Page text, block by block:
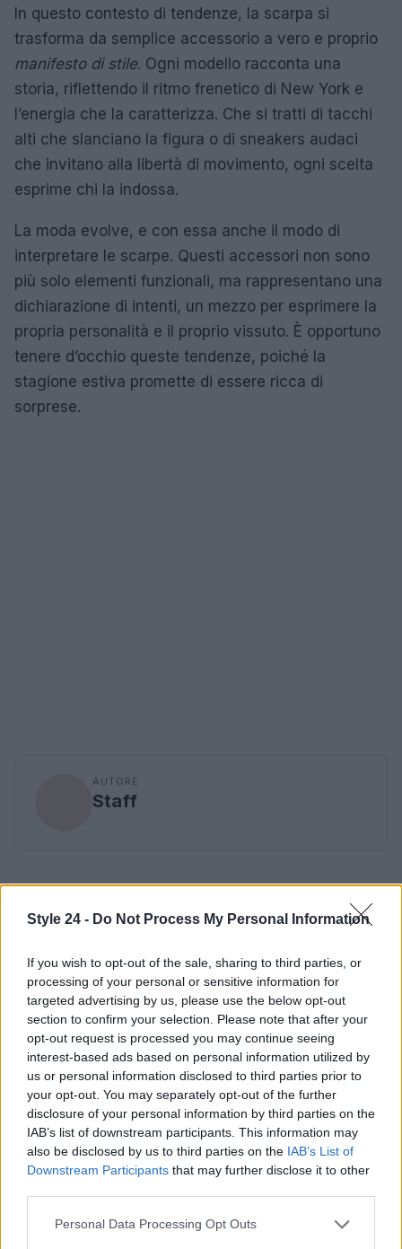
Style 24 - Do Not Process My Personal Information
If you wish to opt-out of the sale, sharing to third parties, or
processing of your personal or sensitive information for
targeted advertising by us, please use the below opt-out
section to confirm your selection. Please note that after your
opt-out request is processed you may continue seeing
interest-based ads based on personal information utilized by
us or personal information disclosed to third parties prior to
your opt-out. You may separately opt-out of the further
disclosure of your personal information by third parties on the
IAB’s list of downstream participants. This information may
also be disclosed by us to third parties on the IAB’s List of
Downstream Participants that may further disclose it to other
Please note that this website/app uses one or more Google
Personal Data Processing Opt Outs
In questo contesto di tendenze, la scarpa si
trasforma da semplice accessorio a vero e proprio
manifesto di stile. Ogni modello racconta una
storia, riflettendo il ritmo frenetico di New York e
l’energia che la caratterizza. Che si tratti di tacchi
alti che slanciano la figura o di sneakers audaci
che invitano alla libertà di movimento, ogni scelta
esprime chi la indossa.
La moda evolve, e con essa anche il modo di
interpretare le scarpe. Questi accessori non sono
più solo elementi funzionali, ma rappresentano una
dichiarazione di intenti, un mezzo per esprimere la
propria personalità e il proprio vissuto. È opportuno
tenere d’occhio queste tendenze, poiché la
stagione estiva promette di essere ricca di
sorprese.
AUTORE
Staff